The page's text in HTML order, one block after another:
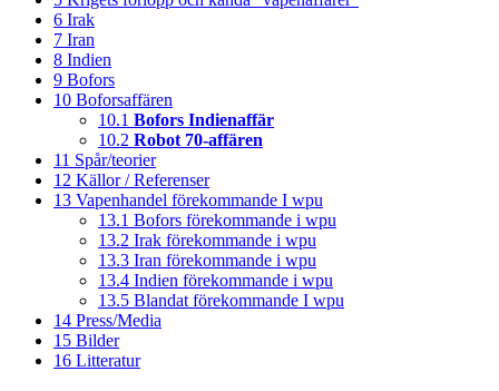
6 Irak
7 Iran
8 Indien
9 Bofors
10 Boforsaffären
10.1 Bofors Indienaffär
10.2 Robot 70-affären
11 Spår/teorier
12 Källor / Referenser
13 Vapenhandel förekommande I wpu
13.1 Bofors förekommande i wpu
13.2 Irak förekommande i wpu
13.3 Iran förekommande i wpu
13.4 Indien förekommande i wpu
13.5 Blandat förekommande I wpu
14 Press/Media
15 Bilder
16 Litteratur